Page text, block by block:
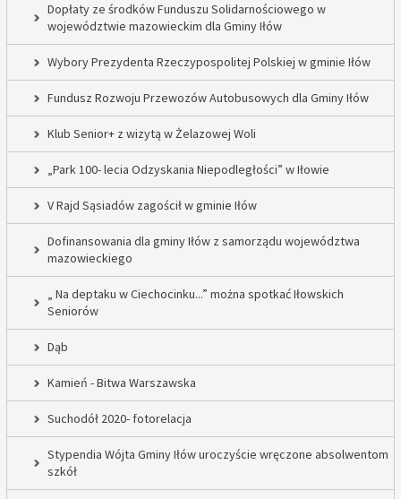
Dopłaty ze środków Funduszu Solidarnościowego w
województwie mazowieckim dla Gminy Iłów
Wybory Prezydenta Rzeczypospolitej Polskiej w gminie Iłów
Fundusz Rozwoju Przewozów Autobusowych dla Gminy Iłów
Klub Senior+ z wizytą w Żelazowej Woli
„Park 100- lecia Odzyskania Niepodległości” w Iłowie
V Rajd Sąsiadów zagościł w gminie Iłów
Dofinansowania dla gminy Iłów z samorządu województwa
mazowieckiego
„ Na deptaku w Ciechocinku...” można spotkać Iłowskich
Seniorów
Dąb
Kamień - Bitwa Warszawska
Suchodół 2020- fotorelacja
Stypendia Wójta Gminy Iłów uroczyście wręczone absolwentom
szkół